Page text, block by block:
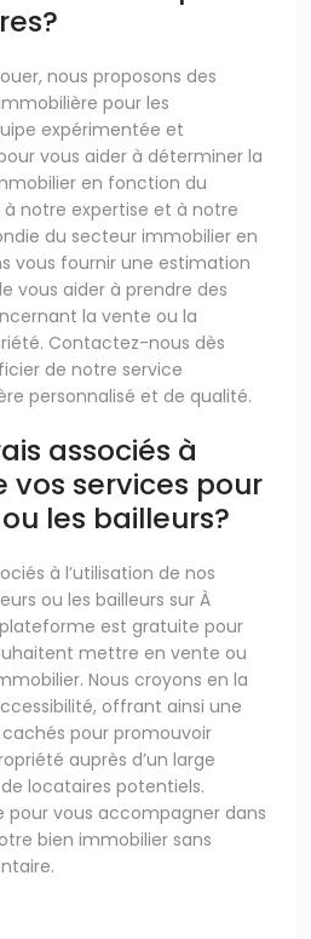
nous proposons des
pour les
expérimentée et
vous aider à déterminer la
en fonction du
notre expertise et à notre
du secteur immobilier en
vous fournir une estimation
vous aider à prendre des
la vente ou la
Contactez-nous dès
de notre service
personnalisé et de qualité.
associés à
vos services pour
les bailleurs?
à l’utilisation de nos
ou les bailleurs sur À
plateforme est gratuite pour
mettre en vente ou
Nous croyons en la
offrant ainsi une
pour promouvoir
auprès d’un large
locataires potentiels.
vous accompagner dans
bien immobilier sans